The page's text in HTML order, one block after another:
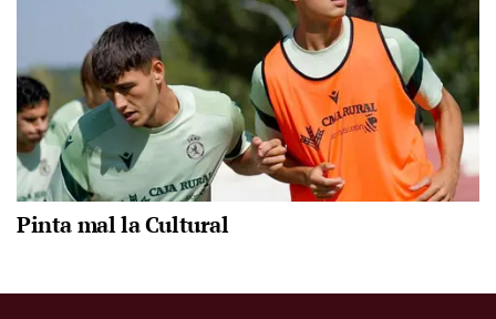
Pinta mal la Cultural